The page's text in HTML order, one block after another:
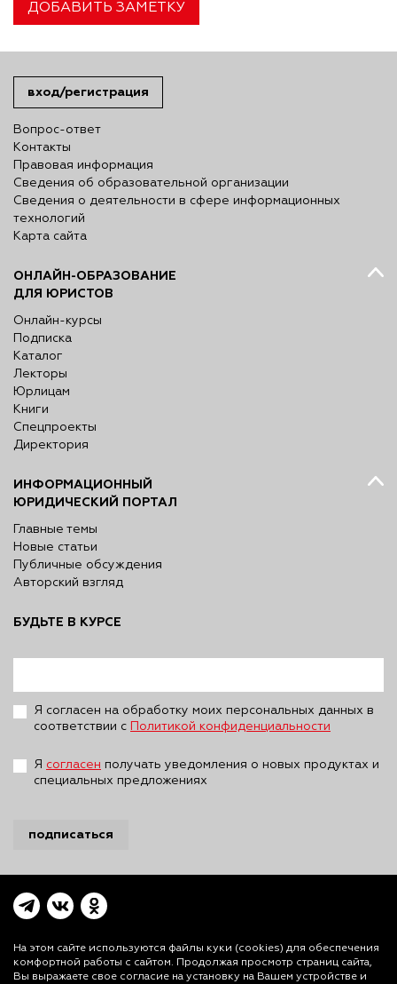
ДОБАВИТЬ ЗАМЕТКУ
вход/регистрация
Вопрос-ответ
Контакты
Правовая информация
Сведения об образовательной организации
Сведения о деятельности в сфере информационных
технологий
Карта сайта
ОНЛАЙН-ОБРАЗОВАНИЕ
ДЛЯ ЮРИСТОВ
Онлайн-курсы
Подписка
Каталог
Лекторы
Юрлицам
Книги
Спецпроекты
Директория
ИНФОРМАЦИОННЫЙ
ЮРИДИЧЕСКИЙ ПОРТАЛ
Главные темы
Новые статьи
Публичные обсуждения
Авторский взгляд
БУДЬТЕ В КУРСЕ
Я согласен на обработку моих персональных данных в
соответствии с
Политикой конфиденциальности
Я согласен получать уведомления о новых продуктах и
специальных предложениях
подписаться
На этом сайте используются файлы куки (cookies) для обеспечения
комфортной работы с сайтом. Продолжая просмотр страниц сайта,
Вы выражаете свое согласие на установку на Вашем устройстве и